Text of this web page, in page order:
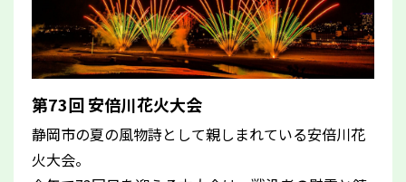
第73回 安倍川花火大会
静岡市の夏の風物詩として親しまれている安倍川花
火大会。